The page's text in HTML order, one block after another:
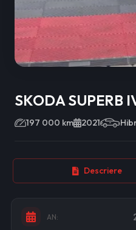
SKODA SUPERB
197 000 km 2021
Descriere
AN: